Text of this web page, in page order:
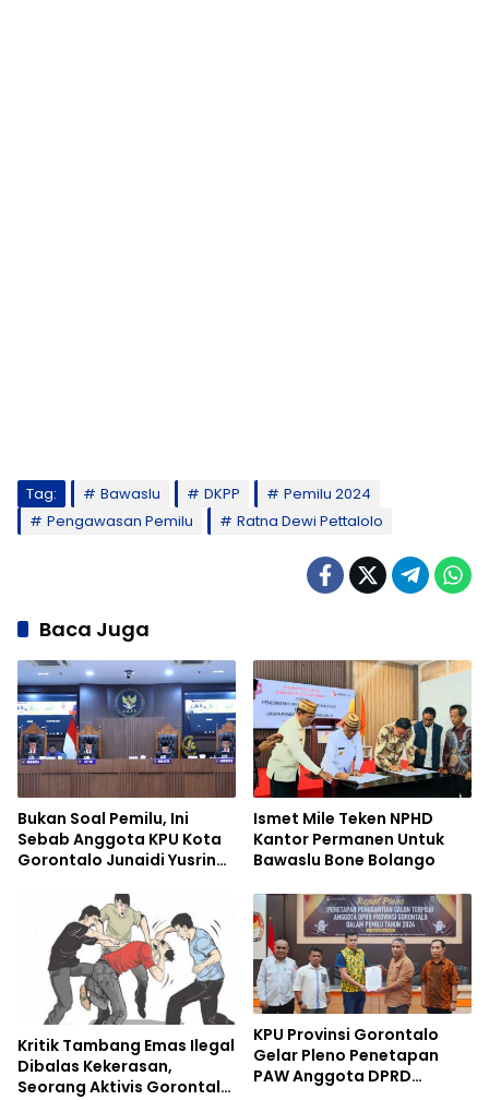
Tag: Bawaslu DKPP
Pemilu 2024
Pengawasan Pemilu
Ratna Dewi Pettalolo
Baca Juga
Bukan Soal Pemilu, Ini
Sebab Anggota KPU Kota
Gorontalo Junaidi Yusrin
Ismet Mile Teken NPHD
Kantor Permanen Untuk
Bawaslu Bone Bolango
Kritik Tambang Emas Ilegal
Dibalas Kekerasan,
Seorang Aktivis Gorontalo
KPU Provinsi Gorontalo
Gelar Pleno Penetapan
PAW Anggota DPRD